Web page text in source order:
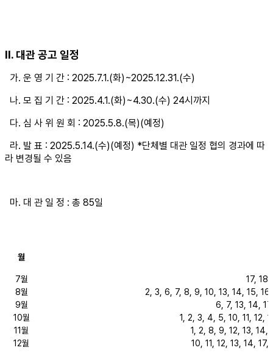
Ⅱ. 대관 공고 일정
가. 운 영 기 간 : 2025.7.1.(화)~2025.12.31.(수)
나. 모 집 기 간 : 2025.4.1.(화)~4.30.(수) 24시까지
다. 심 사 위 원 회 : 2025.5.8.(목)(예정)
라. 발 표 : 2025.5.14.(수)(예정) *단체별 대관 일정 협의 경과에 따
라 변경될 수 있음
마. 대 관 일 정 : 총 85일
월
7월
17,
8월
2, 3, 6, 7, 8, 9, 10, 13, 14, 15,
9월
6, 7, 13, 14,
10월
1, 2, 3, 4, 5, 10, 11, 12,
11월
1, 2, 8, 9, 12, 13,
12월
10, 11, 12, 13, 14,